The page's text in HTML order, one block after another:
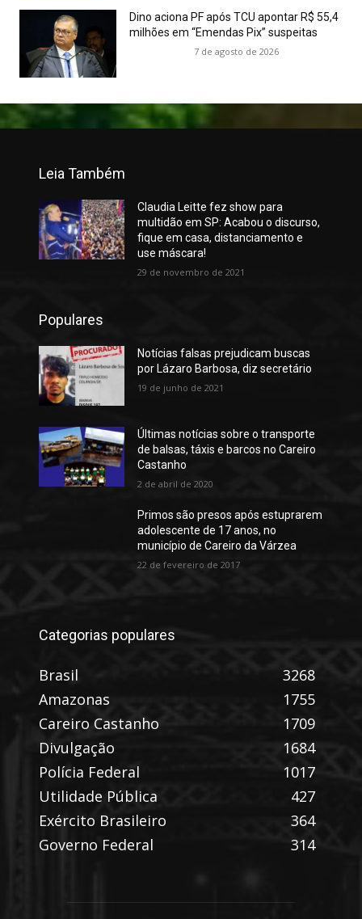
Dino aciona PF após TCU apontar R$ 55,4
milhões em “Emendas Pix” suspeitas
7 de agosto de 2026
Leia Também
Claudia Leitte fez show para
multidão em SP: Acabou o discurso,
fique em casa, distanciamento e
use máscara!
29 de novembro de 2021
Populares
Notícias falsas prejudicam buscas
por Lázaro Barbosa, diz secretário
19 de junho de 2021
Últimas notícias sobre o transporte
de balsas, táxis e barcos no Careiro
Castanho
2 de abril de 2020
Primos são presos após estuprarem
adolescente de 17 anos, no
município de Careiro da Várzea
22 de fevereiro de 2017
Categorias populares
Brasil
3268
Amazonas
1755
Careiro Castanho
1709
Divulgação
1684
Polícia Federal
1017
Utilidade Pública
427
Exército Brasileiro
364
Governo Federal
314